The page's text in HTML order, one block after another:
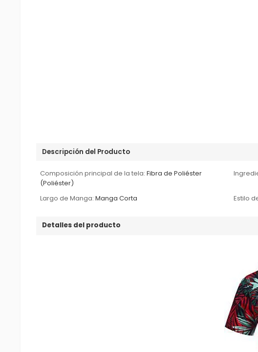
Descripción del Producto
Composición principal de la tela: Fibra de Poliéster
(Poliéster)
Largo de Manga: Manga Corta Estilo
Detalles del producto